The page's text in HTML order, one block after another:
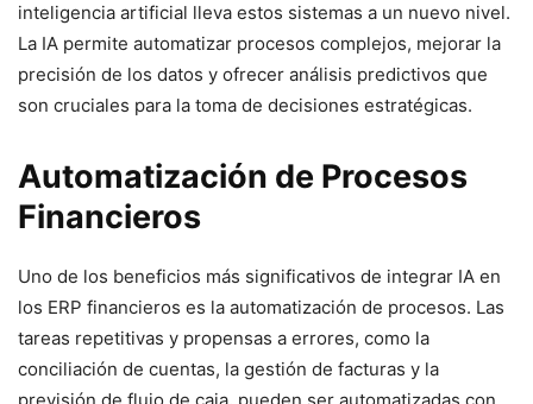
inteligencia artificial lleva estos sistemas a un nuevo nivel.
La IA permite automatizar procesos complejos, mejorar la
precisión de los datos y ofrecer análisis predictivos que
son cruciales para la toma de decisiones estratégicas.
Automatización de Procesos
Financieros
Uno de los beneficios más significativos de integrar IA en
los ERP financieros es la automatización de procesos. Las
tareas repetitivas y propensas a errores, como la
conciliación de cuentas, la gestión de facturas y la